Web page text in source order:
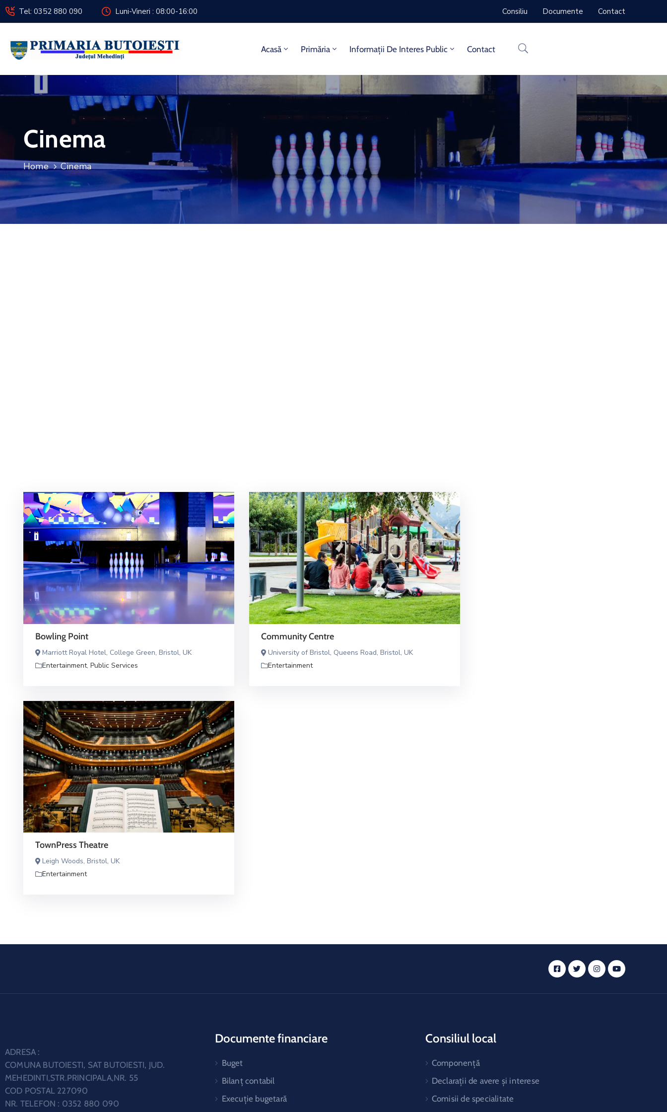
Tel: 0352 880 090 Luni-Vineri : 08:00-16:00 Consiliu Documente Contact
Acasă Primăria Informații De Interes Public Contact
Cinema
Home Cinema
Bowling Point
Marriott Royal Hotel, College Green, Bristol, UK
Entertainment, Public Services
Community Centre
University of Bristol, Queens Road, Bristol, UK
Entertainment
TownPress Theatre
Leigh Woods, Bristol, UK
Entertainment
ADRESA :
COMUNA BUTOIESTI, SAT BUTOIESTI, JUD.
MEHEDINTI,STR.PRINCIPALA,NR. 55
COD POSTAL 227090
NR. TELEFON : 0352 880 090
Documente financiare
Buget
Bilanț contabil
Execuție bugetară
Consiliul local
Componență
Declarații de avere și interese
Comisii de specialitate